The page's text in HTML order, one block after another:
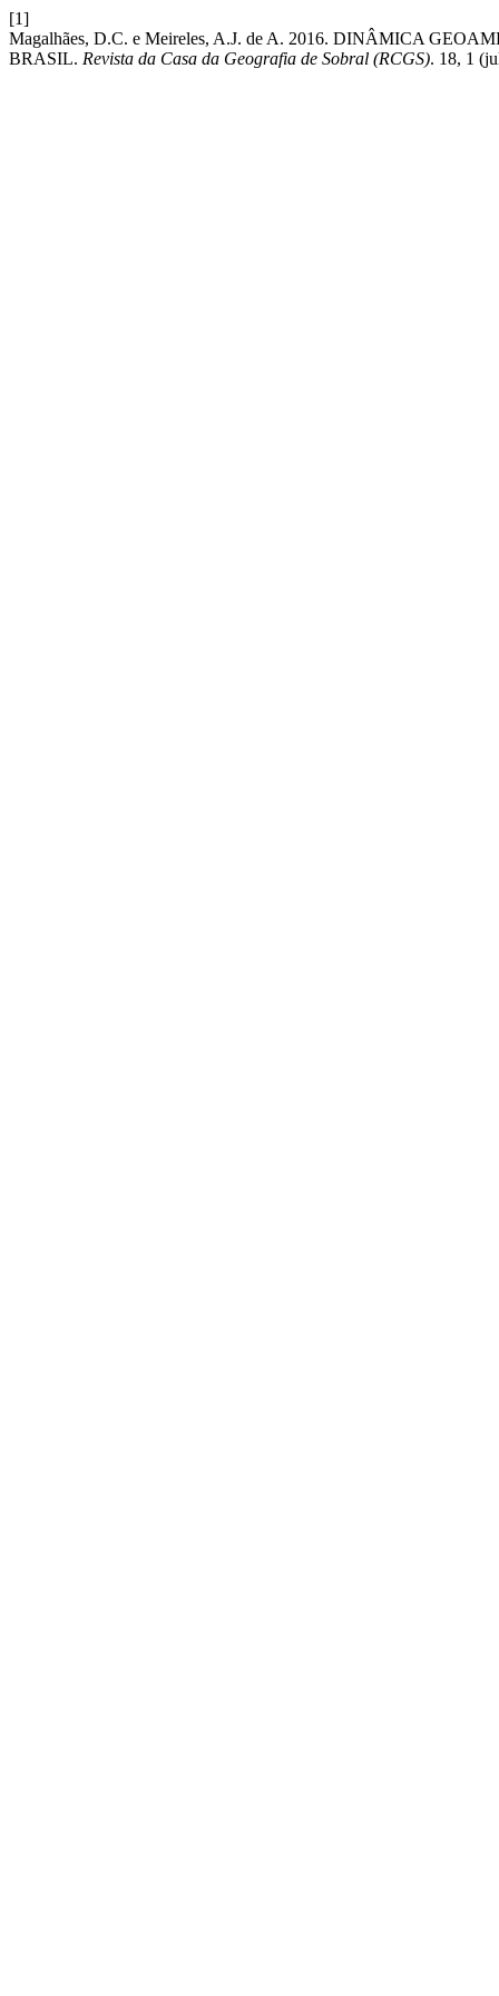
[1]
Magalhães, D.C. e Meireles, A.J. de A. 2016. DINÂMICA
BRASIL. Revista da Casa da Geografia de Sobral (RCGS). 18, 1